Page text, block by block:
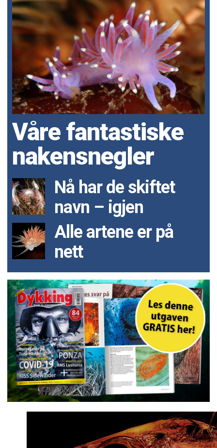
Våre fantastiske
nakensnegler
Nå har de skiftet
navn – igjen
Alle artene er på
nett